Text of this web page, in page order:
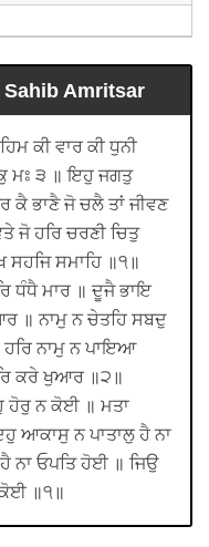
Amritsar
ਕੀ ਵਾਰ ਕੀ ਧੁਨੀ
ਮਃ ੩ ॥ ਇਹੁ ਜਗਤੁ
ਕੈ ਭਾਣੈ ਜੋ ਚਲੈ ਤਾਂ ਜੀਵਣ
ਜੋ ਹਰਿ ਚਰਣੀ ਚਿਤੁ
ਸਹਜਿ ਸਮਾਹਿ ॥੧॥
ਧੰਧੈ ਮਾਰ ॥ ਦੂਜੈ ਭਾਇ
॥ ਨਾਮੁ ਨ ਚੇਤਹਿ ਸਬਦੁ
ਨਾਮੁ ਨ ਪਾਇਆ
ਕਰੇ ਖੁਆਰ ॥੨॥
ਹੋਰੁ ਨ ਕੋਈ ॥ ਮਤਾ
ਆਕਾਸੁ ਨ ਪਾਤਾਲੁ ਹੈ ਨਾ
ਨਾ ਓਪਤਿ ਹੋਈ ॥ ਜਿਉ
ਕੋਈ ॥੧॥